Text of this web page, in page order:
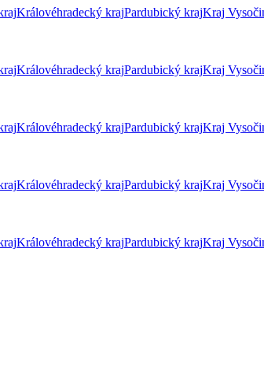
Královéhradecký krajPardubický krajKraj
Královéhradecký krajPardubický krajKraj
Královéhradecký krajPardubický krajKraj
Královéhradecký krajPardubický krajKraj
Královéhradecký krajPardubický krajKraj